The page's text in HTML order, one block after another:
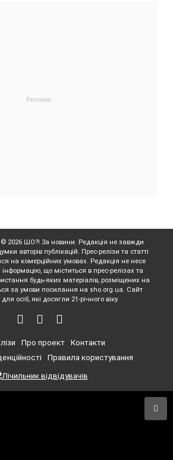
© 2026 ШО?! За новини. Редакція не завжди
авторів публікацій. Прес-релізи та статті
на комерційних умовах. Редакція не несе
інформацію, що міститься в прес-релізах та
будь-яких матеріалів, розміщених на
за умови посилання на sho.org.ua. Сайт
осіб, які досягли 21-річного віку.
Про проект
Контакти
Правила користування